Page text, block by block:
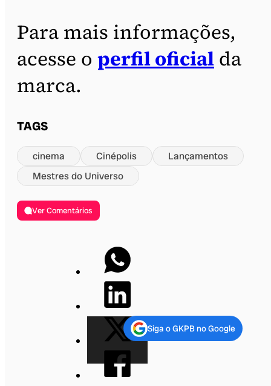
Para mais informações,
acesse o perfil oficial da
marca.
TAGS
cinema Cinépolis
Lançamentos
Mestres do Universo
Ver Comentários
Siga o GKPB no Google